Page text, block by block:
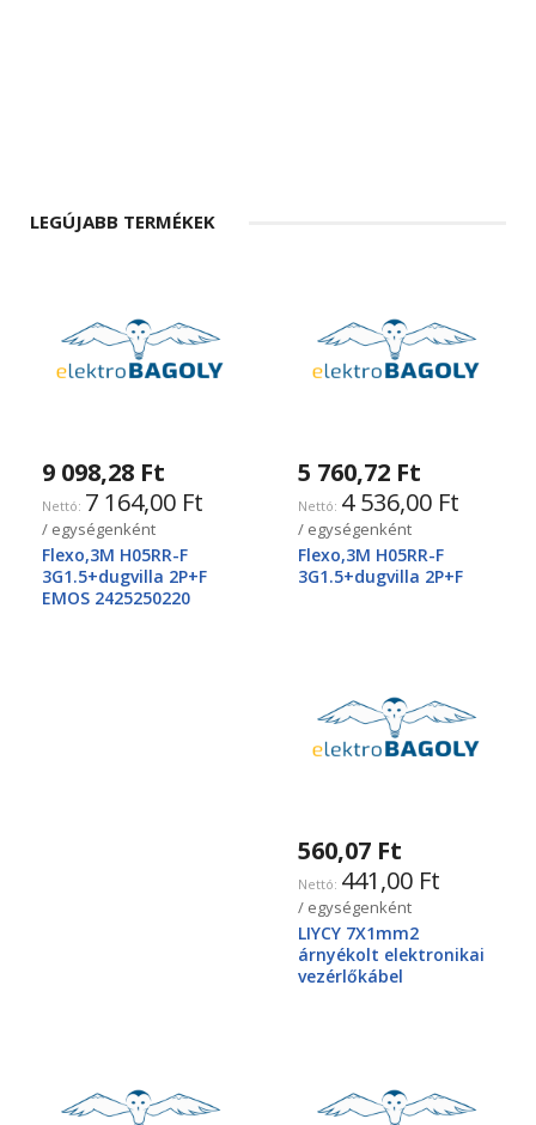
LEGÚJABB TERMÉKEK
9 098,28 Ft
7 164,00 Ft
/ egységenként
Flexo,3M H05RR-F
3G1.5+dugvilla 2P+F
EMOS 2425250220
5 760,72 Ft
4 536,00 Ft
/ egységenként
Flexo,3M H05RR-F
3G1.5+dugvilla 2P+F
560,07 Ft
441,00 Ft
/ egységenként
LIYCY 7X1mm2
árnyékolt elektronikai
vezérlőkábel